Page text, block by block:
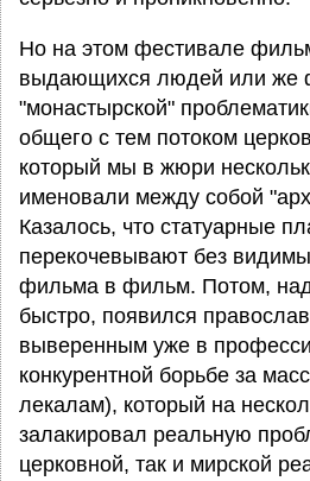
Но на этом фестивале
выдающихся людей или же
"монастырской"
общего с тем потоком
который мы в жюри
именовали между собой
Казалось, что статуарные
перекочевывают без
фильма в фильм. Потом,
быстро, появился
выверенным уже в
конкурентной борьбе за
лекалам), который на
залакировал реальную
церковной, так и мирской